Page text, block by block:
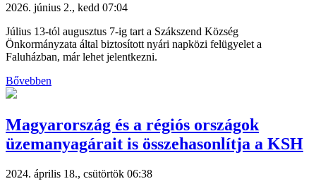
2026. június 2., kedd 07:04
Július 13-tól augusztus 7-ig tart a Szákszend Község
Önkormányzata által biztosított nyári napközi felügyelet a
Faluházban, már lehet jelentkezni.
Bővebben
Magyarország és a régiós országok
üzemanyagárait is összehasonlítja a KSH
2024. április 18., csütörtök 06:38